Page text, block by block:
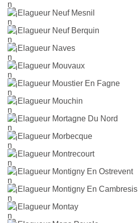
Elagueur Neuf Mesnil
Elagueur Neuf Berquin
Elagueur Naves
Elagueur Mouvaux
Elagueur Moustier En Fagne
Elagueur Mouchin
Elagueur Mortagne Du Nord
Elagueur Morbecque
Elagueur Montrecourt
Elagueur Montigny En Ostrevent
Elagueur Montigny En Cambresis
Elagueur Montay